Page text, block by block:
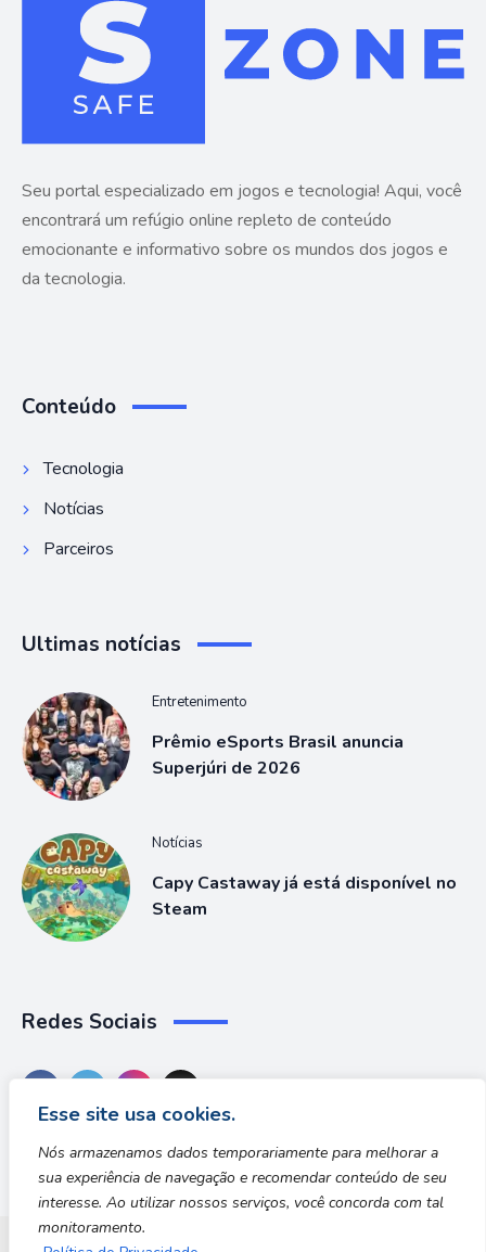
Esse site usa cookies.
Nós armazenamos dados temporariamente para melhorar a
sua experiência de navegação e recomendar conteúdo de seu
interesse. Ao utilizar nossos serviços, você concorda com tal
monitoramento.
Seu portal especializado em jogos e tecnologia! Aqui, você
encontrará um refúgio online repleto de conteúdo
emocionante e informativo sobre os mundos dos jogos e
da tecnologia.
Conteúdo
Tecnologia
Notícias
Parceiros
Ultimas notícias
Entretenimento
Prêmio eSports Brasil anuncia
Superjúri de 2026
Notícias
Capy Castaway já está disponível no
Steam
Redes Sociais